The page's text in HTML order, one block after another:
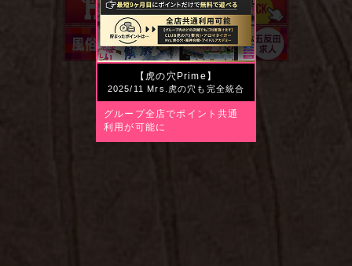
【虎の穴Prime】
2025/11 Mrs.虎の穴も完全統合
グループ全店でポイント共通
利用が可能に